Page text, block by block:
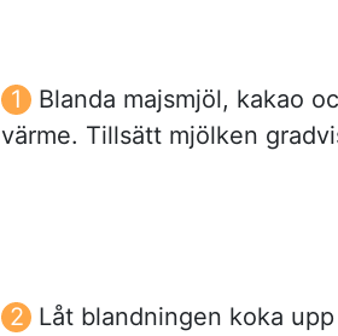
Blanda majsmjöl, kakao
värme. Tillsätt mjölken
Låt blandningen koka